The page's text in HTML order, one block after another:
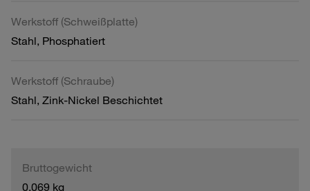
Werkstoff (Schweißplatte)
Stahl, Phosphatiert
Werkstoff (Schraube)
Stahl, Zink-Nickel Beschichtet
Bruttogewicht
0,069 kg